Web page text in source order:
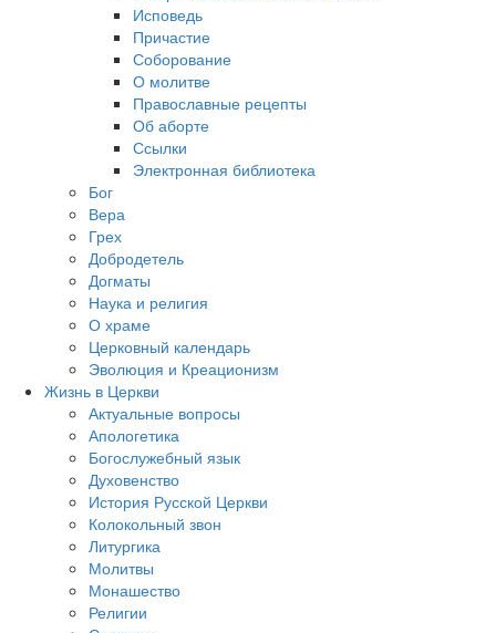
Исповедь
Причастие
Соборование
О молитве
Православные рецепты
Об аборте
Ссылки
Электронная библиотека
Бог
Вера
Грех
Добродетель
Догматы
Наука и религия
О храме
Церковный календарь
Эволюция и Креационизм
Жизнь в Церкви
Актуальные вопросы
Апологетика
Богослужебный язык
Духовенство
История Русской Церкви
Колокольный звон
Литургика
Молитвы
Монашество
Религии